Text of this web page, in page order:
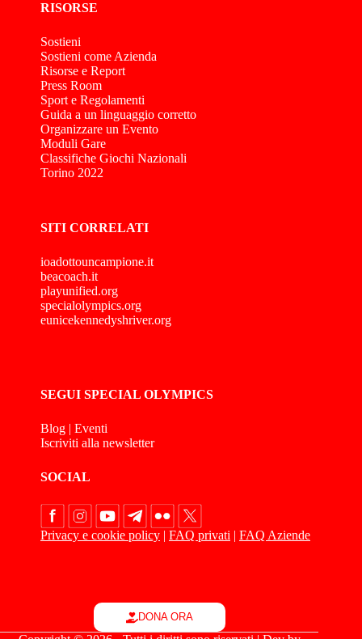
RISORSE
Sostieni
Sostieni come Azienda
Risorse e Report
Press Room
Sport e Regolamenti
Guida a un linguaggio corretto
Organizzare un Evento
Moduli Gare
Classifiche Giochi Nazionali
Torino 2022
SITI CORRELATI
ioadottouncampione.it
beacoach.it
playunified.org
specialolympics.org
eunicekennedyshriver.org
SEGUI SPECIAL OLYMPICS
Blog | Eventi
Iscriviti alla newsletter
SOCIAL
Privacy e cookie policy | FAQ privati | FAQ Aziende
DONA ORA